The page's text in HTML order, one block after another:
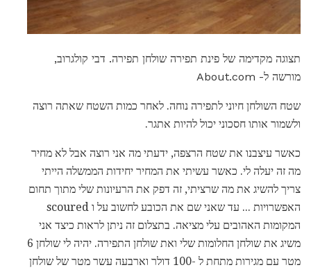
תצוגה מקדימה של פינת תפירה שולחן תפירה. דבי קולגרוב,
מורשה ל- About.com
שטח השולחן חיוני לתפירה נוחה. לאחר כמות השטח שאתה רוצה
ולשמור אותו חסכוני יכול להיות אתגר.
כאשר עיצבנו את שטח הרצפה, ידעתי מה אני רוצה אבל לא מחיר
מה זה יעלה לי. כאשר עשיתי את המחיר יחידות הממשלה הייתי
צריך להשיג את מה שרציתי, זה דפק את הרעיונות שלי מתוך תחום
האפשרויות ... עד שאני שם את הכובע לחשוב על ו scoured
המקומות האהובים עלי מציאה. בתצלום זה ניתן לראות כיצד אני
משיג את שולחן החלומות שלי ואת שולחן התפירה. יהיה לי שולחן 6
מטר עם מגירות מתחת ל -100 דולר וארבעה עשר מטר של שולחן